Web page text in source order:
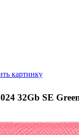
картинку
32Gb SE